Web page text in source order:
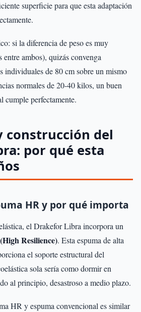
superficie para que esta adaptación
si la diferencia de peso es muy
ambos), quizás convenga
individuales de 80 cm sobre un mismo
normales de 20-40 kilos, un buen
cumple perfectamente.
construcción del
por qué esta
HR y por qué importa
el Drakefor Libra incorpora un
Resilience). Esta espuma de alta
el soporte estructural del
sola sería como dormir en
al principio, desastroso a medio plazo.
HR y espuma convencional es similar